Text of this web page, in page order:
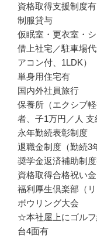
資格取得支援制度有
制服貸与
仮眠室・更衣室・
借上社宅／駐車場
アコン付、1LDK）
単身用住宅有
国内外社員旅行
保養所（エクシブ
者、子1万円／人 支
永年勤続表彰制度
退職金制度（勤続3
奨学金返済補助制
資格取得合格祝い
福利厚生倶楽部（
ボウリング大会
☆本社屋上にゴル
台4面有